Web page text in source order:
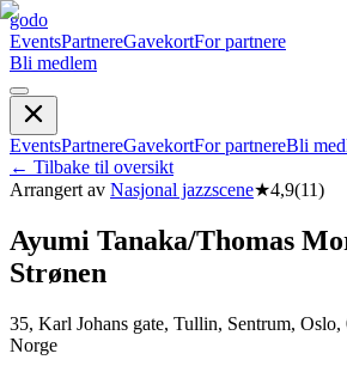
godo
EventsPartnereGavekortFor partnere
Bli medlem
EventsPartnereGavekortFor partnereBli
← Tilbake til oversikt
Arrangert av Nasjonal jazzscene★4,9(11)
Ayumi Tanaka/­T­h­o­m­a­s­
S­t­r­ø­n­e­n­
35, Karl Johans gate, Tullin, Sentrum,
Norge